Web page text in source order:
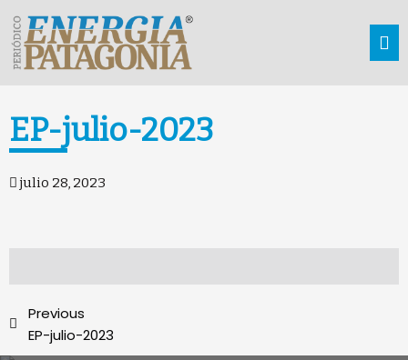
EP-julio-2023
julio 28, 2023
Previous
EP-julio-2023